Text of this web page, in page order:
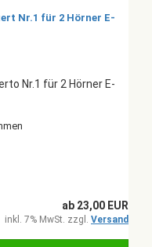
Nr.1 für 2 Hörner E-
ab 23,00 EUR
inkl. 7% MwSt. zzgl. Versand